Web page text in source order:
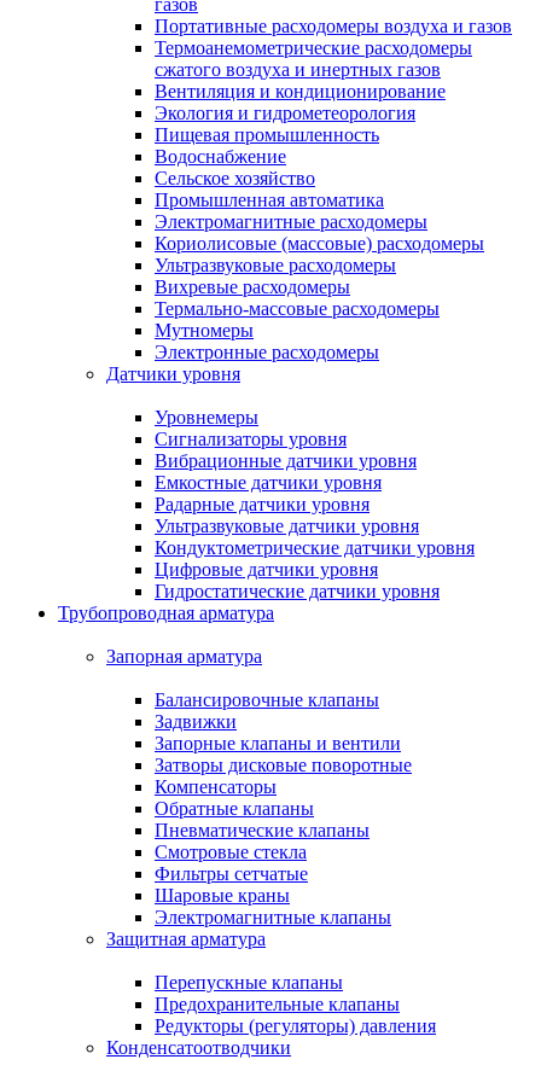
газов
Портативные расходомеры воздуха и газов
Термоанемометрические расходомеры
сжатого воздуха и инертных газов
Вентиляция и кондиционирование
Экология и гидрометеорология
Пищевая промышленность
Водоснабжение
Сельское хозяйство
Промышленная автоматика
Электромагнитные расходомеры
Кориолисовые (массовые) расходомеры
Ультразвуковые расходомеры
Вихревые расходомеры
Термально-массовые расходомеры
Мутномеры
Электронные расходомеры
Датчики уровня
Уровнемеры
Сигнализаторы уровня
Вибрационные датчики уровня
Емкостные датчики уровня
Радарные датчики уровня
Ультразвуковые датчики уровня
Кондуктометрические датчики уровня
Цифровые датчики уровня
Гидростатические датчики уровня
Трубопроводная арматура
Запорная арматура
Балансировочные клапаны
Задвижки
Запорные клапаны и вентили
Затворы дисковые поворотные
Компенсаторы
Обратные клапаны
Пневматические клапаны
Смотровые стекла
Фильтры сетчатые
Шаровые краны
Электромагнитные клапаны
Защитная арматура
Перепускные клапаны
Предохранительные клапаны
Редукторы (регуляторы) давления
Конденсатоотводчики